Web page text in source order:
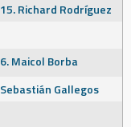
15. Richard Rodríguez
6. Maicol Borba
Sebastián Gallegos